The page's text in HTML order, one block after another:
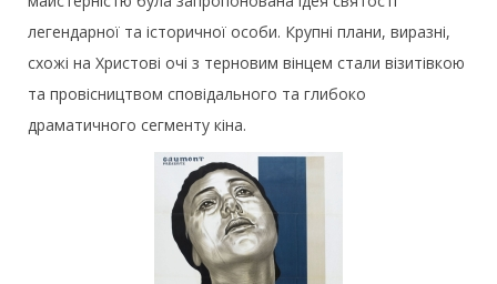
легендарної та історичної особи. Крупні плани, виразні,
схожі на Христові очі з терновим вінцем стали візитівкою
та провісництвом сповідального та глибоко
драматичного сегменту кіна.